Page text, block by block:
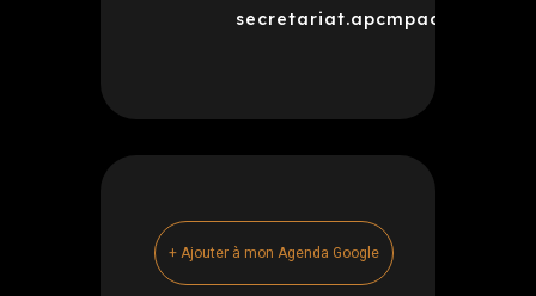
+ Ajouter à mon Agenda Google